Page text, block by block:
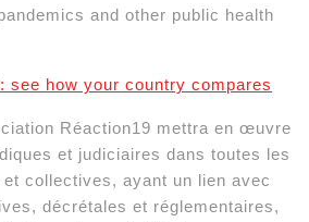
and other public health
see how your country compares
Réaction19 mettra en œuvre
et judiciaires dans toutes les
collectives, ayant un lien avec
décrétales et réglementaires,